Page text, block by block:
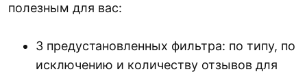
полезным для вас:
3 предустановленных фильтра: по типу, по
исключению и количеству отзывов для